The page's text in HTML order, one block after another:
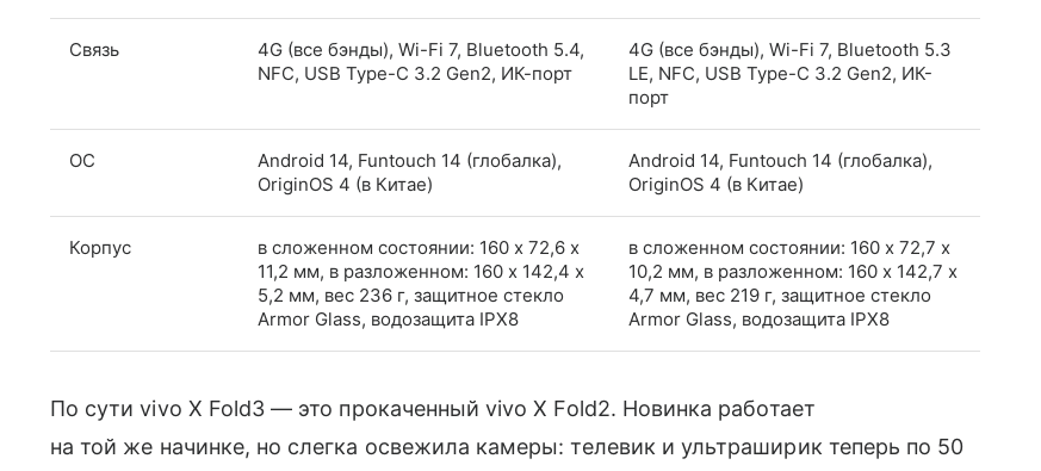
Связь
4G (все бэнды), Wi-Fi 7, Bluetooth 5.4,
NFC, USB Type-C 3.2 Gen2, ИК-порт
4G (все бэнды), Wi-Fi 7, Bluetooth 5.3
LE, NFC, USB Type-C 3.2 Gen2, ИК-
порт
ОС
Android 14, Funtouch 14 (глобалка),
OriginOS 4 (в Китае)
Android 14, Funtouch 14 (глобалка),
OriginOS 4 (в Китае)
Корпус
в сложенном состоянии: 160 x 72,6 x
11,2 мм, в разложенном: 160 x 142,4 x
5,2 мм, вес 236 г, защитное стекло
Armor Glass, водозащита IPX8
в сложенном состоянии: 160 x 72,7 x
10,2 мм, в разложенном: 160 x 142,7 x
4,7 мм, вес 219 г, защитное стекло
Armor Glass, водозащита IPX8
По сути vivo X Fold3 — это прокаченный vivo X Fold2. Новинка работает
на той же начинке, но слегка освежила камеры: телевик и ультраширик теперь по 50